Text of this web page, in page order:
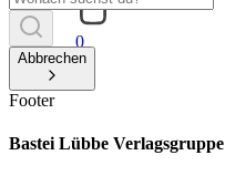
0
Abbrechen
Footer
Bastei Lübbe Verlagsgruppe